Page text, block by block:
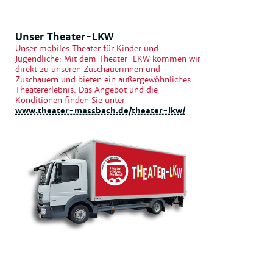
Unser Theater-LKW
Unser mobiles Theater für Kinder und
Jugendliche: Mit dem Theater-LKW kommen wir
direkt zu unseren Zuschauerinnen und
Zuschauern und bieten ein außergewöhnliches
Theatererlebnis. Das Angebot und die
Konditionen finden Sie unter
www.theater-massbach.de/theater-lkw/.